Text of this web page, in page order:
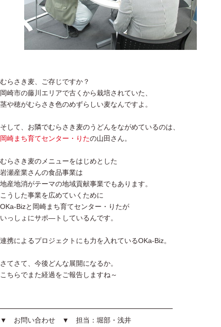
むらさき麦、ご存じですか？
岡崎市の藤川エリアで古くから栽培されていた、
茎や穂がむらさき色のめずらしい麦なんですよ。
そして、お隣でむらさき麦のうどんをながめているのは、
岡崎まち育てセンター・りたの山田さん。
むらさき麦のメニューをはじめとした
岩瀬産業さんの食品事業は
地産地消がテーマの地域貢献事業でもあります。
こうした事業を広めていくために
OKa-Bizと岡崎まち育てセンター・りたが
いっしょにサポ―トしているんです。
連携によるプロジェクトにも力を入れているOKa-Biz。
さてさて、今後どんな展開になるか。
こちらでまた経過をご報告しますね～
━━━━━━━━━━━━━━━━━━━━━━━━━
▼ お問い合わせ ▼ 担当：堀部・浅井